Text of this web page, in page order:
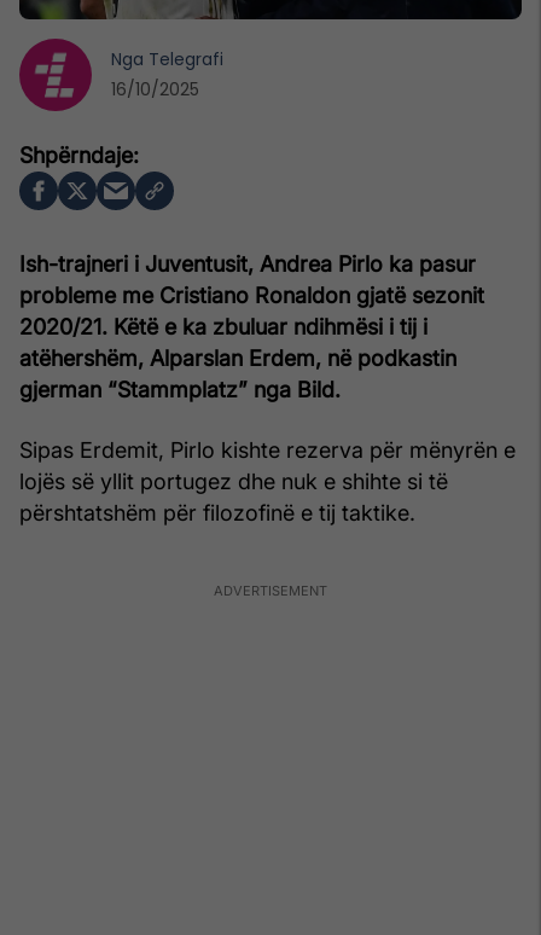
Ish-trajneri i Juventusit, Andrea Pirlo ka pasur
probleme me Cristiano Ronaldon gjatë sezonit
2020/21. Këtë e ka zbuluar ndihmësi i tij i
atëhershëm, Alparslan Erdem, në podkastin
gjerman “Stammplatz” nga Bild.
Sipas Erdemit, Pirlo kishte rezerva për mënyrën e
lojës së yllit portugez dhe nuk e shihte si të
përshtatshëm për filozofinë e tij taktike.
Nga Telegrafi
16/10/2025